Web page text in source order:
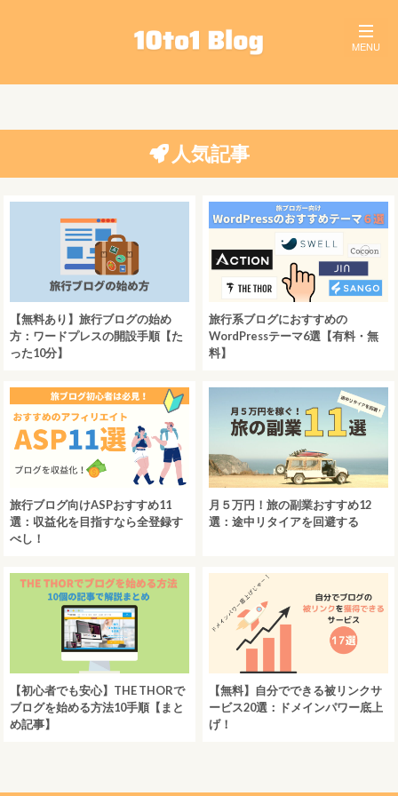
人気記事
【無料あり】旅行ブログの始め
方：ワードプレスの開設手順【た
った10分】
旅行系ブログにおすすめの
WordPressテーマ6選【有料・無
料】
旅行ブログ向けASPおすすめ11
選：収益化を目指すなら全登録す
べし！
月５万円！旅の副業おすすめ12
選：途中リタイアを回避する
【初心者でも安心】THE THORで
ブログを始める方法10手順【まと
め記事】
【無料】自分でできる被リンクサ
ービス20選：ドメインパワー底上
げ！